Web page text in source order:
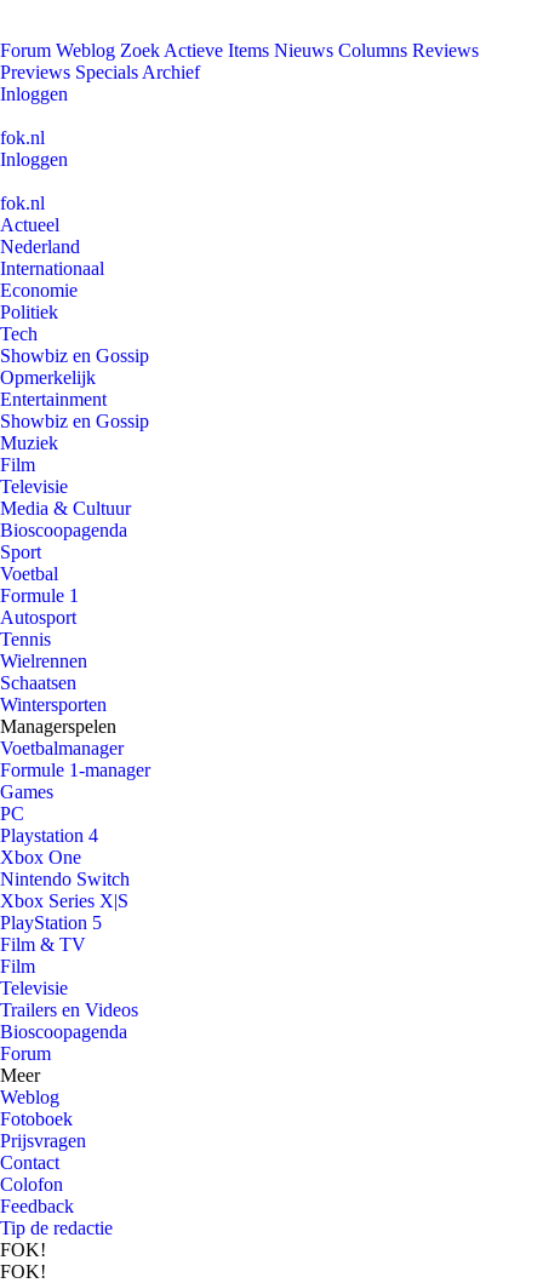
Forum Weblog Zoek Actieve Items Nieuws Columns Reviews
Previews Specials Archief
Inloggen
fok.nl
Inloggen
fok.nl
Actueel
Nederland
Internationaal
Economie
Politiek
Tech
Showbiz en Gossip
Opmerkelijk
Entertainment
Showbiz en Gossip
Muziek
Film
Televisie
Media & Cultuur
Bioscoopagenda
Sport
Voetbal
Formule 1
Autosport
Tennis
Wielrennen
Schaatsen
Wintersporten
Managerspelen
Voetbalmanager
Formule 1-manager
Games
PC
Playstation 4
Xbox One
Nintendo Switch
Xbox Series X|S
PlayStation 5
Film & TV
Film
Televisie
Trailers en Videos
Bioscoopagenda
Forum
Meer
Weblog
Fotoboek
Prijsvragen
Contact
Colofon
Feedback
Tip de redactie
FOK!
FOK!